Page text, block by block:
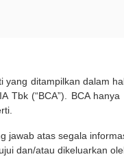
yang ditampilkan dalam
Tbk (“BCA”). BCA
jawab atas segala
dan/atau dikeluarkan